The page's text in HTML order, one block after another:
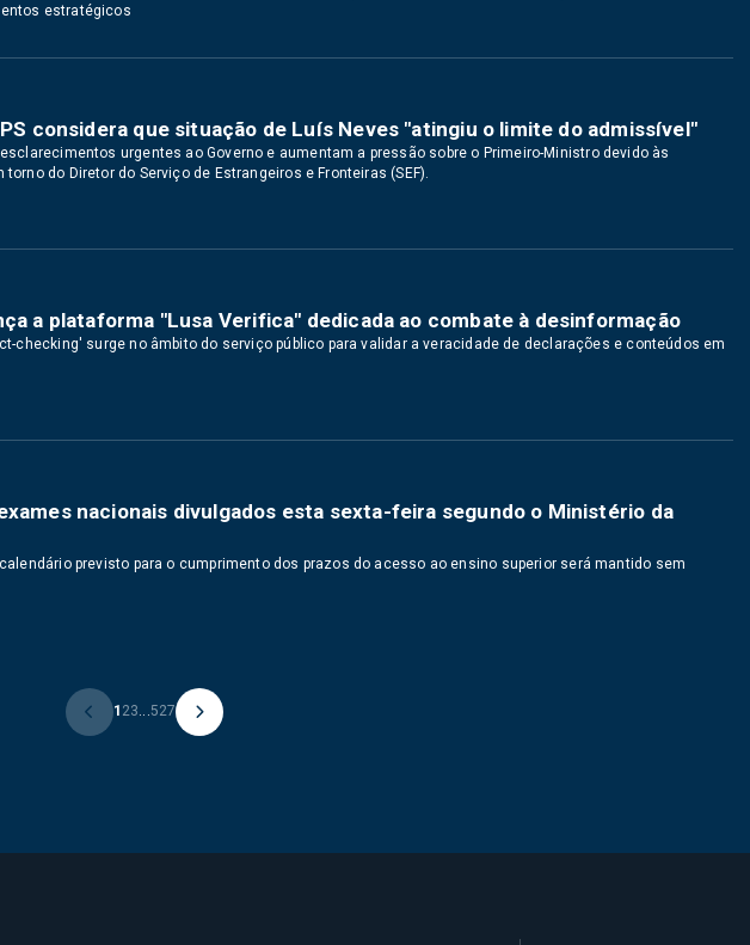
estratégicos
considera que situação de Luís Neves "atingiu o limite do admissível"
urgentes ao Governo e aumentam a pressão sobre o Primeiro-Ministro devido às
do Diretor do Serviço de Estrangeiros e Fronteiras (SEF).
a plataforma "Lusa Verifica" dedicada ao combate à desinformação
checking' surge no âmbito do serviço público para validar a veracidade de declarações e conteúdos em
nacionais divulgados esta sexta-feira segundo o Ministério da
previsto para o cumprimento dos prazos do acesso ao ensino superior será mantido sem
1 23...527